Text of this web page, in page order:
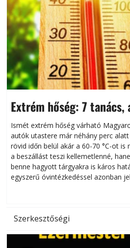
Extrém hőség: 7 tanács,
megóvhatjuk autónkat
Ismét extrém hőség várható
autók utastere már néhány perc
rövid időn belül akár a 60-70 °C-ot is
a beszállást teszi kellemetlenné,
benne hagyott tárgyakra is káros
egyszerű óvintézkedéssel azonban
Szerkesztőségi